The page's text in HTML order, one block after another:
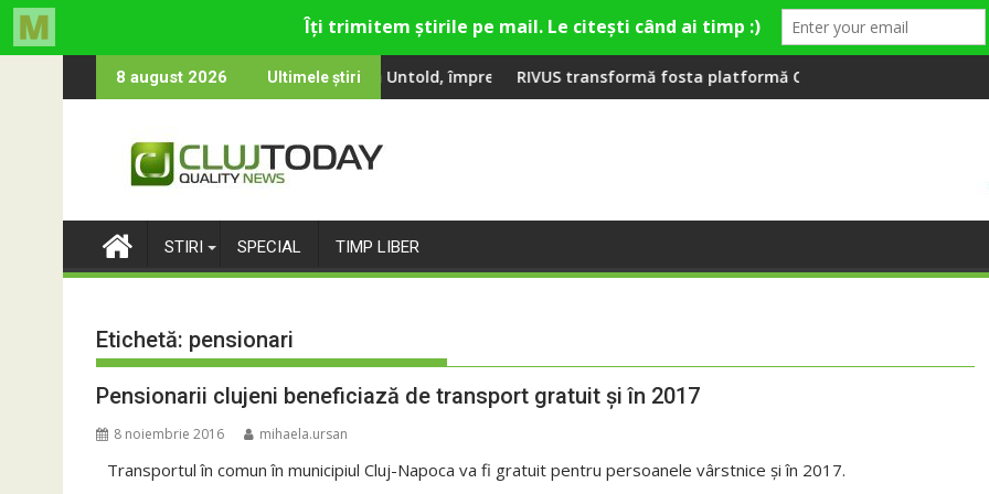
to
8 august 2026 Ultimele știri
Smiley și Theo Rose și comercianți români parteneri, în premieră la Fashion Village
000 de oameni au cântat, la Untold, împreună cu StingRIVUS transformă fosta platformă Carbochim într-un nou centru cultural și
STIRI SPECIAL TIMP LIBER
Etichetă: pensionari
Pensionarii clujeni beneficiază de transport gratuit şi în 2017
8 noiembrie 2016 mihaela.ursan
Transportul în comun în municipiul Cluj-Napoca va fi gratuit pentru persoanele vârstnice şi în 2017.